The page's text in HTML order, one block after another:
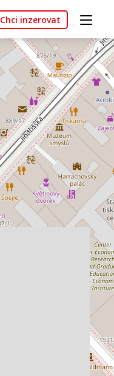
Chci inzerovat